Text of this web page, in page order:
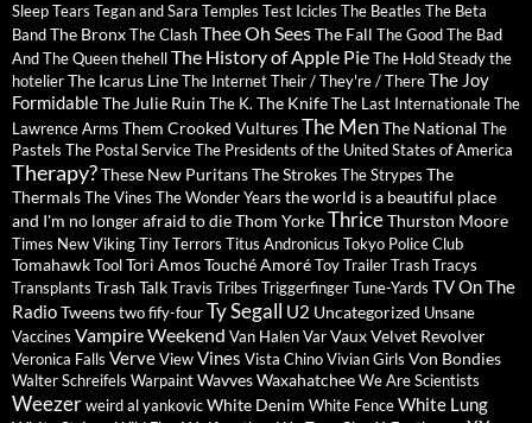
SleepTears Tegan and Sara Temples Test Icicles The Beatles The Beta
BandThe BronxThe ClashThee Oh SeesThe Fall The Good The Bad
And The QueenthehellThe History of Apple PieThe Hold Steadythe
hotelierThe Icarus LineThe InternetTheir / They're / ThereThe Joy
FormidableThe Julie Ruin The K. The KnifeThe Last InternationaleThe
Lawrence Arms Them Crooked VulturesThe MenThe National The
Pastels The Postal ServiceThe Presidents of the United States of America
Therapy?These New PuritansThe StrokesThe Strypes The
ThermalsThe Vines The Wonder Years the world is a beautiful place
and I'm no longer afraid to dieThom YorkeThriceThurston Moore
Times New VikingTiny Terrors Titus Andronicus Tokyo Police Club
TomahawkToolTori AmosTouché AmoréToyTrailer Trash Tracys
Transplants Trash TalkTravis Tribes TriggerfingerTune-Yards TV On The
RadioTweenstwo fify-fourTy Segall U2 Uncategorized Unsane
Vaccines Vampire Weekend Van HalenVarVauxVelvet Revolver
Veronica Falls VerveViewVines Vista ChinoVivian Girls Von Bondies
Walter Schreifels WarpaintWavvesWaxahatcheeWe Are Scientists
Weezerweird al yankovicWhite Denim White FenceWhite Lung